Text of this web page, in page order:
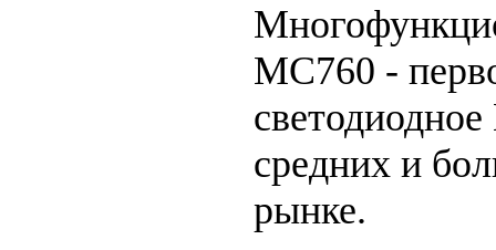
MC760 -
средних и
рынке.